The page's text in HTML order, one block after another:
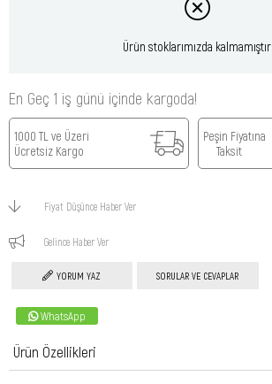
Ürün stoklarımızda kalmamıştır.
En Geç 1 iş günü içinde kargoda!
1000 TL ve Üzeri
Ücretsiz Kargo
Peşin Fiyatına
Taksit
Fiyat Düşünce Haber Ver
Gelince Haber Ver
YORUM YAZ SORULAR VE CEVAPLAR
WhatsApp
Ürün Özellikleri